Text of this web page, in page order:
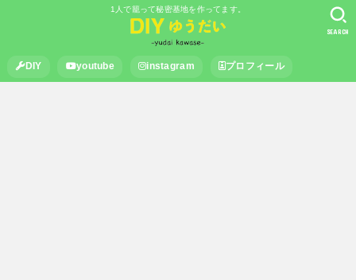
1人で籠って秘密基地を作ってます。
DIY youtube instagram プロフィール
SEARCH